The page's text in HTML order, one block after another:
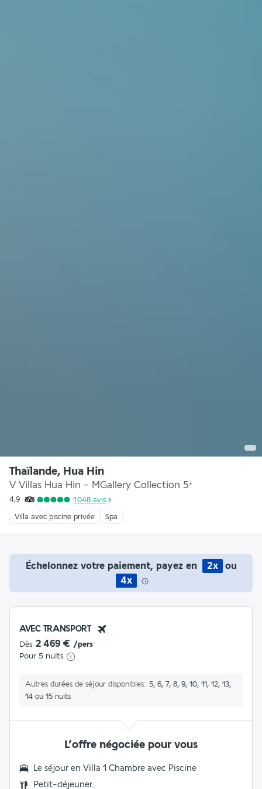
Thaïlande, Hua Hin
V Villas Hua Hin - MGallery Collection 5*
4,9 1 048 avis
Villa avec piscine privée Spa
Échelonnez votre paiement, payez en 2x
ou
4x
AVEC TRANSPORT
Dès 2 469 € /pers
Pour 5 nuits
Autres durées de séjour disponibles
5, 6, 7, 8, 9, 10, 11, 12, 13,
14 ou 15 nuits
L’offre négociée pour vous
Le séjour en Villa 1 Chambre avec Piscine
Petit-déjeuner